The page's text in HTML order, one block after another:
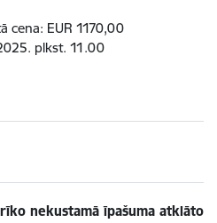
cena: EUR 1170,00
plkst. 11.00
nekustamā īpašuma atklāto